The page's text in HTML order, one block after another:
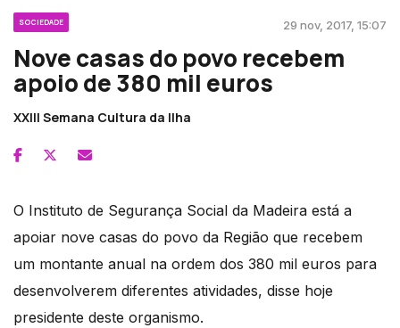
SOCIEDADE 29 nov, 2017, 15:07
Nove casas do povo recebem
apoio de 380 mil euros
XXIII Semana Cultura da Ilha
O Instituto de Segurança Social da Madeira está a
apoiar nove casas do povo da Região que recebem
um montante anual na ordem dos 380 mil euros para
desenvolverem diferentes atividades, disse hoje
presidente deste organismo.